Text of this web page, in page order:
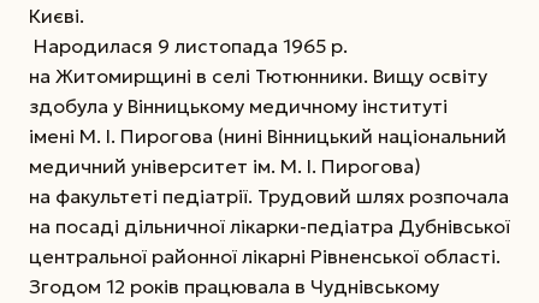
Києві.
Народилася 9 листопада 1965 р.
на Житомирщині в селі Тютюнники. Вищу освіту
здобула у Він­ницькому медичному інституті
імені М. І. Пирогова (нині Вінницький національний
медичний університет ім. М. І. Пирогова)
на факультеті педіатрії. Трудовий шлях розпочала
на посаді дільничної лікарки-педіатра Дубнівської
центральної районної лікарні Рівненської області.
Згодом 12 років працювала в Чуднівському